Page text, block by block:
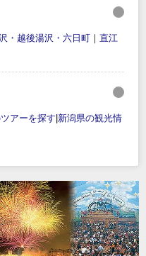
・越後湯沢・六日町 ｜ 直江
アーを探す 新潟県の観光情